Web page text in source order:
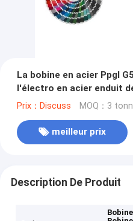
La bobine en acier Ppgl
l'électro en acier enduit
Prix：Discuss MOQ：3
meilleur prix
Description De Produit